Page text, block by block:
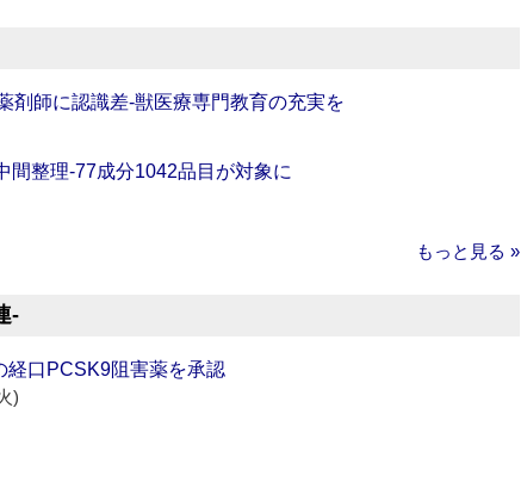
剤師に認識差‐獣医療専門教育の充実を
間整理‐77成分1042品目が対象に
もっと見る »
‐
経口PCSK9阻害薬を承認
)